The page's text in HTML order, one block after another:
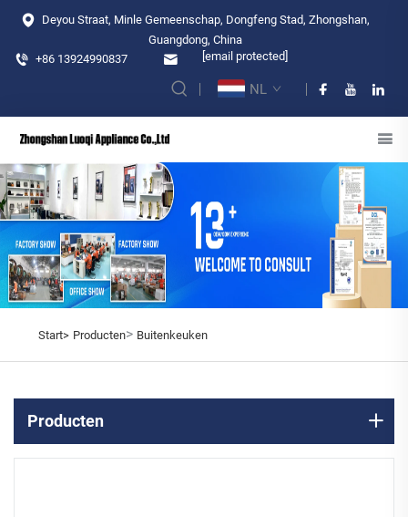
Deyou Straat, Minle Gemeenschap, Dongfeng Stad, Zhongshan,
Guangdong, China
+86 13924990837
[email protected]
NL
Start> Producten> Buitenkeuken
Producten